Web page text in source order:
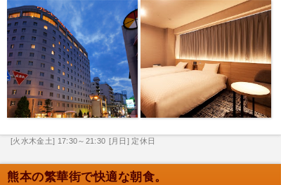
[火水木金土] 17:30～21:30 [月日] 定休日
熊本の繁華街で快適な朝食。